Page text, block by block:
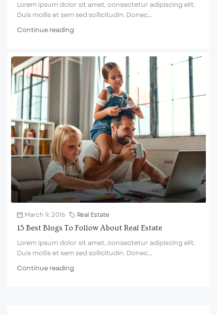
Lorem ipsum dolor sit amet, consectetur adipiscing elit.
Duis mollis et sem sed sollicitudin. Donec...
Continue reading
March 9, 2016
Real Estate
15 Best Blogs To Follow About Real Estate
Lorem ipsum dolor sit amet, consectetur adipiscing elit.
Duis mollis et sem sed sollicitudin. Donec...
Continue reading